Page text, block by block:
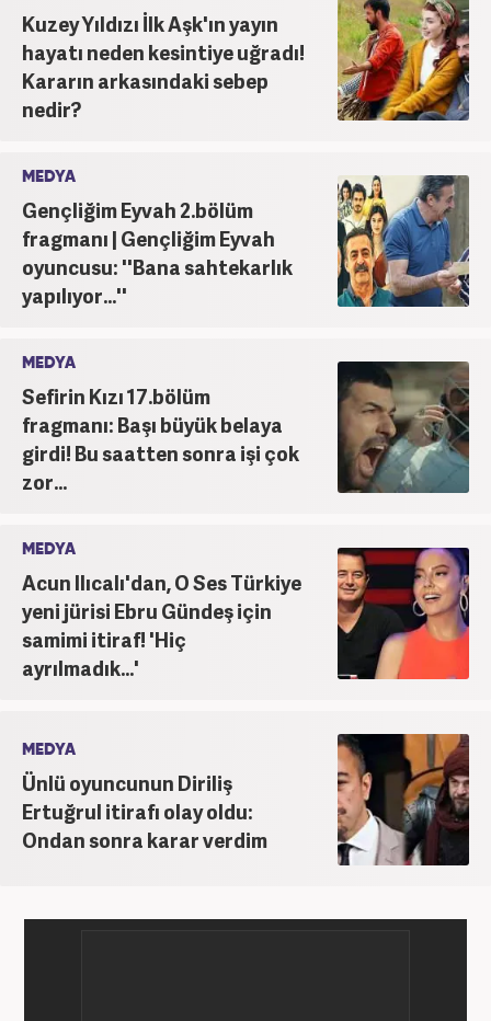
Kuzey Yıldızı İlk Aşk'ın yayın
hayatı neden kesintiye uğradı!
Kararın arkasındaki sebep
nedir?
MEDYA
Gençliğim Eyvah 2.bölüm
fragmanı | Gençliğim Eyvah
oyuncusu: ''Bana sahtekarlık
yapılıyor...''
MEDYA
Sefirin Kızı 17.bölüm
fragmanı: Başı büyük belaya
girdi! Bu saatten sonra işi çok
zor...
MEDYA
Acun Ilıcalı'dan, O Ses Türkiye
yeni jürisi Ebru Gündeş için
samimi itiraf! 'Hiç
ayrılmadık...'
MEDYA
Ünlü oyuncunun Diriliş
Ertuğrul itirafı olay oldu:
Ondan sonra karar verdim